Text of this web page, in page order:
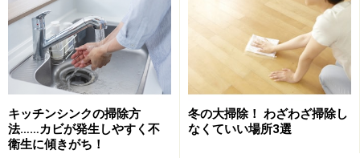
キッチンシンクの掃除方
法……カビが発生しやすく不
衛生に傾きがち！
冬の大掃除！ わざわざ掃除し
なくていい場所3選